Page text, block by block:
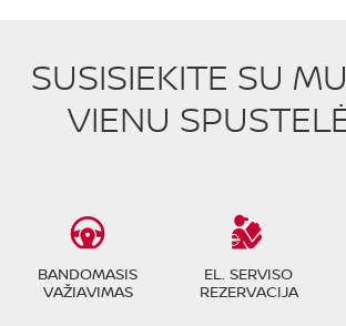
SUSISIEKITE SU
VIENU
BANDOMASIS
VAŽIAVIMAS
EL. SERVISO
REZERVACIJA